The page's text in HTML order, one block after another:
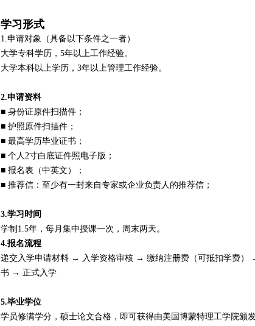
学习形式
1.申请对象（具备以下条件之一者）
大学专科学历，5年以上工作经验。
大学本科以上学历，3年以上管理工作经验。
2.申请资料
■ 身份证原件扫描件；
■ 护照原件扫描件；
■ 最高学历毕业证书；
■ 个人2寸白底证件照电子版；
■ 报名表（中英文）；
■ 推荐信：至少有一封来自专家或企业负责人的推荐信；
3.学习时间
学制1.5年，每月集中授课一次，周末两天。
4.报名流程
递交入学申请材料 → 入学资格审核 → 缴纳注册费（可抵扣学费
书 → 正式入学
5.毕业学位
学员修满学分，硕士论文合格，即可获得由美国博蒙特理工学院颁